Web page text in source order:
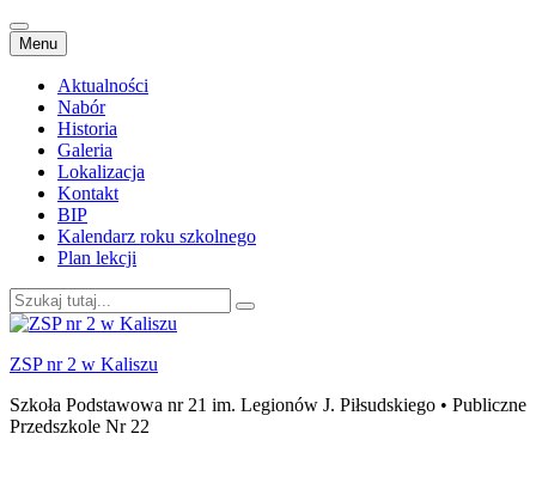
Menu Przejdź
do
treści
Aktualności
Nabór
Historia
Galeria
Lokalizacja
Kontakt
BIP
Kalendarz roku szkolnego
Plan lekcji
Szukaj:
ZSP nr 2 w Kaliszu
Szkoła Podstawowa nr 21 im. Legionów J. Piłsudskiego • Publiczne
Przedszkole Nr 22